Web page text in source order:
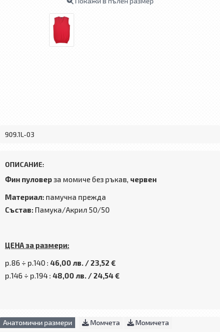
909.1L-03
ОПИСАНИЕ:
Фин пуловерза момиче без ръкав, червен
Материал: памучна прежда
Състав: Памука/Акрил 50/50
ЦЕНА за размери:
р.86 ÷ р.140 : 46,00 лв. / 23,52 €
р.146 ÷ р.194 : 48,00 лв. / 24,54 €
Анатомични размери Момчета
Момичета